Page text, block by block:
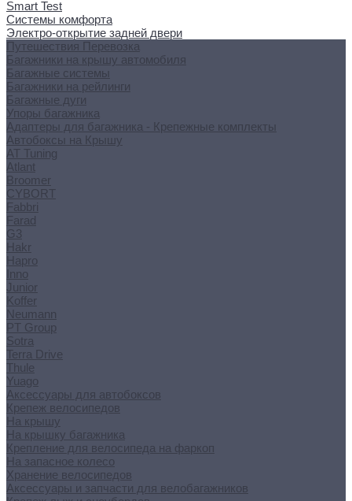
Smart Test
Системы комфорта
Электро-открытие задней двери
Путешествия Перевозка
Багажники на крышу автомобиля
Багажные системы
Багажники на рейлинги
Багажные дуги
Упоры багажника
Адаптеры для багажника - Крепежные комплекты
Автобоксы на Крышу
AT Tuning
Atlant
Broomer
CYBORT
Fabbri
Farad
G3
Hakr
Hapro
Inno
Junior
Koffer
Neumann
PT Group
Sotra
Terra Drive
Thule
Yuago
Аксессуары для автобоксов
Крепеж велосипедов
На крышу
На крышку багажника
Крепление для велосипеда на фаркоп
На запасное колесо
Хранение велосипедов
Аксессуары и запчасти для велобагажников